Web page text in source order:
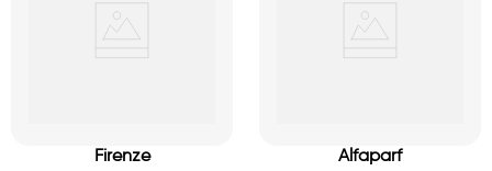
Firenze
Alfaparf